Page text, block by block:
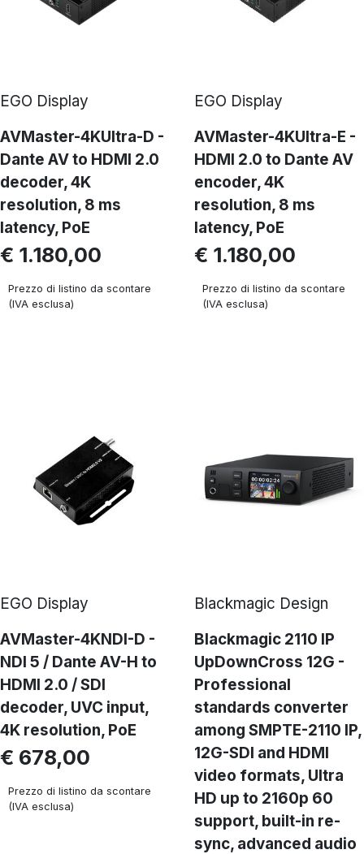
Riassumendo, l’infrastruttura Video over IP
collegamenti AV. I prodotti che si basano su
le limitazioni di distanza e semplificano la
gestione dei segnali AV su reti standard.
EGO Display
AVMaster-4KUltra-D -
Dante AV to HDMI 2.0
decoder, 4K
resolution, 8 ms
latency, PoE
€ 1.180,00
Prezzo di listino da scontare
(IVA esclusa)
EGO Display
AVMaster-4KUltra-E -
HDMI 2.0 to Dante AV
encoder, 4K
resolution, 8 ms
latency, PoE
€ 1.180,00
Prezzo di listino da scontare
(IVA esclusa)
EGO Display
AVMaster-4KNDI-D -
NDI 5 / Dante AV-H to
HDMI 2.0 / SDI
decoder, UVC input,
4K resolution, PoE
€ 678,00
Prezzo di listino da scontare
(IVA esclusa)
Blackmagic Design
Blackmagic 2110 IP
UpDownCross 12G -
Professional
standards converter
among SMPTE-2110 IP,
12G-SDI and HDMI
video formats, Ultra
HD up to 2160p 60
support, built-in re-
sync, advanced audio